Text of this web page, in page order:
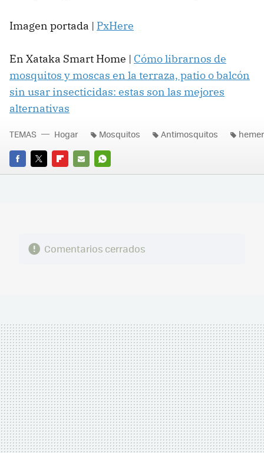
Imagen portada | PxHere
En Xataka Smart Home | Cómo librarnos de
mosquitos y moscas en la terraza, patio o balcón
sin usar insecticidas: estas son las mejores
alternativas
FACEBOOK
TWITTERFLIPBOARD
E-
WHATSAPP
TEMAS Hogar Mosquitos Antimosquitos
Comentarios cerrados